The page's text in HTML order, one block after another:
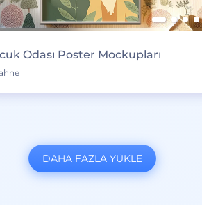
Odası Poster Mockupları
DAHA FAZLA YÜKLE